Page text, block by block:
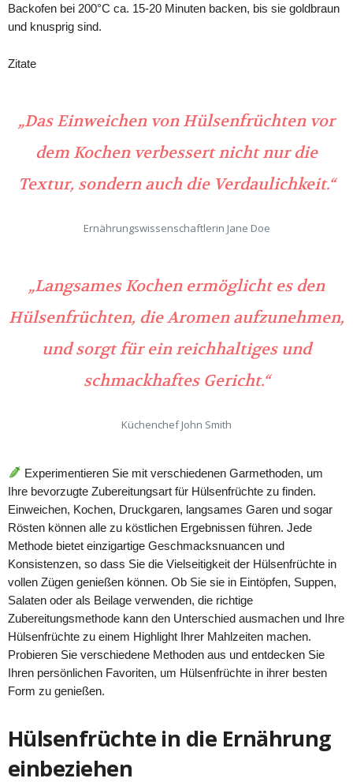
Backofen bei 200°C ca. 15-20 Minuten backen, bis sie goldbraun
und knusprig sind.
Zitate
„Das Einweichen von Hülsenfrüchten vor
dem Kochen verbessert nicht nur die
Textur, sondern auch die Verdaulichkeit.“
Ernährungswissenschaftlerin Jane Doe
„Langsames Kochen ermöglicht es den
Hülsenfrüchten, die Aromen aufzunehmen,
und sorgt für ein reichhaltiges und
schmackhaftes Gericht.“
Küchenchef John Smith
Experimentieren Sie mit verschiedenen Garmethoden, um
Ihre bevorzugte Zubereitungsart für Hülsenfrüchte zu finden.
Einweichen, Kochen, Druckgaren, langsames Garen und sogar
Rösten können alle zu köstlichen Ergebnissen führen. Jede
Methode bietet einzigartige Geschmacksnuancen und
Konsistenzen, so dass Sie die Vielseitigkeit der Hülsenfrüchte in
vollen Zügen genießen können. Ob Sie sie in Eintöpfen, Suppen,
Salaten oder als Beilage verwenden, die richtige
Zubereitungsmethode kann den Unterschied ausmachen und Ihre
Hülsenfrüchte zu einem Highlight Ihrer Mahlzeiten machen.
Probieren Sie verschiedene Methoden aus und entdecken Sie
Ihren persönlichen Favoriten, um Hülsenfrüchte in ihrer besten
Form zu genießen.
Hülsenfrüchte in die Ernährung
einbeziehen